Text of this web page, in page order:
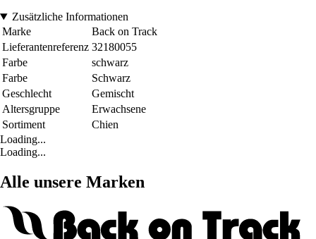
Zusätzliche Informationen
Marke
Back on Track
Lieferantenreferenz 32180055
Farbe
schwarz
Farbe
Schwarz
Geschlecht
Gemischt
Altersgruppe
Erwachsene
Sortiment
Chien
Loading...
Loading...
Alle unsere Marken